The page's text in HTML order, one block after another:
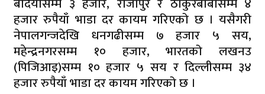
हजार रुपैयाँ भाडा दर कायम गरिएको छ । यसैगरी
नेपालगन्जदेखि धनगढीसम्म ७ हजार ५ सय,
महेन्द्रनगरसम्म १० हजार, भारतको लखनउ
(पिजिआइ)सम्म १० हजार ५ सय र दिल्लीसम्म ३४
हजार रुपैयाँ भाडा दर कायम गरिएको छ ।